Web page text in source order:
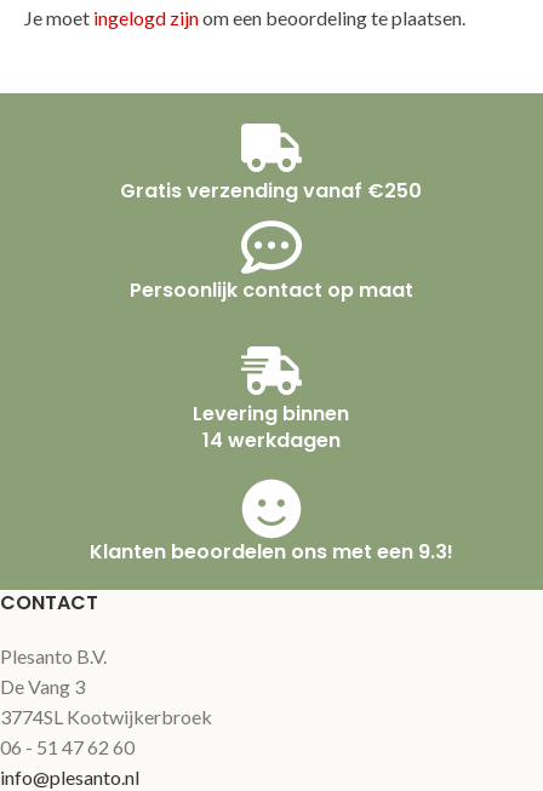
Je moet ingelogd zijnom een beoordeling te plaatsen.
Gratis verzending vanaf €250
Persoonlijk contact op maat
Levering binnen
14 werkdagen
Klanten beoordelen ons met een 9.3!
CONTACT
Plesanto B.V.
De Vang 3
3774SL Kootwijkerbroek
06 - 51 47 62 60
info@plesanto.nl